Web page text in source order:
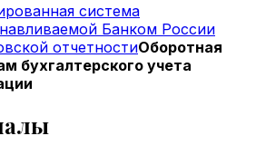
система
Банком России
отчетностиОборотная
бухгалтерского учета